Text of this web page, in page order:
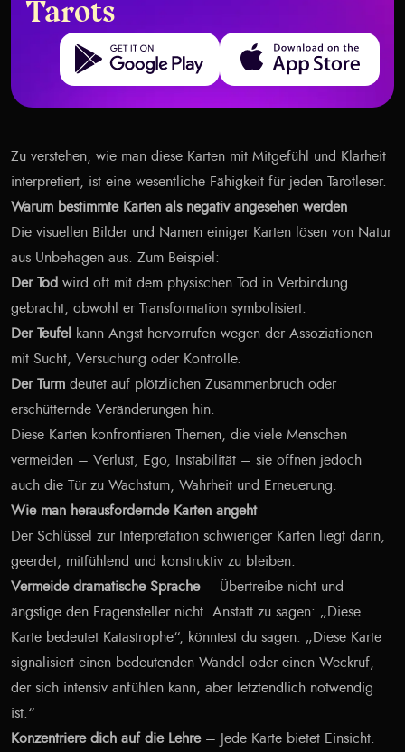
Tarots
Get it on Google Play Download on the App Store
Zu verstehen, wie man diese Karten mit Mitgefühl und Klarheit
interpretiert, ist eine wesentliche Fähigkeit für jeden Tarotleser.
Warum bestimmte Karten als negativ angesehen werden
Die visuellen Bilder und Namen einiger Karten lösen von Natur
aus Unbehagen aus. Zum Beispiel:
Der Tod wird oft mit dem physischen Tod in Verbindung
gebracht, obwohl er Transformation symbolisiert.
Der Teufel
kann Angst hervorrufen wegen der Assoziationen
mit Sucht, Versuchung oder Kontrolle.
Der Turm deutet auf plötzlichen Zusammenbruch oder
erschütternde Veränderungen hin.
Diese Karten konfrontieren Themen, die viele Menschen
vermeiden – Verlust, Ego, Instabilität – sie öffnen jedoch
auch die Tür zu Wachstum, Wahrheit und Erneuerung.
Wie man herausfordernde Karten angeht
Der Schlüssel zur Interpretation schwieriger Karten liegt darin,
geerdet, mitfühlend und konstruktiv zu bleiben.
Vermeide dramatische Sprache– Übertreibe nicht und
ängstige den Fragensteller nicht. Anstatt zu sagen: „Diese
Karte bedeutet Katastrophe“, könntest du sagen: „Diese Karte
signalisiert einen bedeutenden Wandel oder einen Weckruf,
der sich intensiv anfühlen kann, aber letztendlich notwendig
ist.“
Konzentriere dich auf die Lehre– Jede Karte bietet Einsicht.